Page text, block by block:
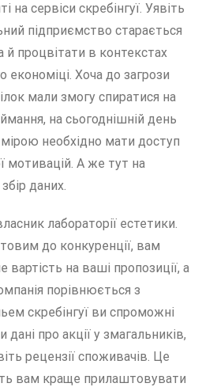
на сервіси скребінгуї. Уявіть
підприємство старається
процвітати в контекстах
економіці. Хоча до загрози
мали змогу спиратися на
на сьогоднішній день
необхідно мати доступ
мотивацій. А же тут на
даних.
лабораторії естетики.
до конкуренції, вам
на ваші пропозиції, а
порівнюється з
скребінгуї ви спроможні
про акції у змагальників,
рецензії споживачів. Це
вам краще прилаштовувати